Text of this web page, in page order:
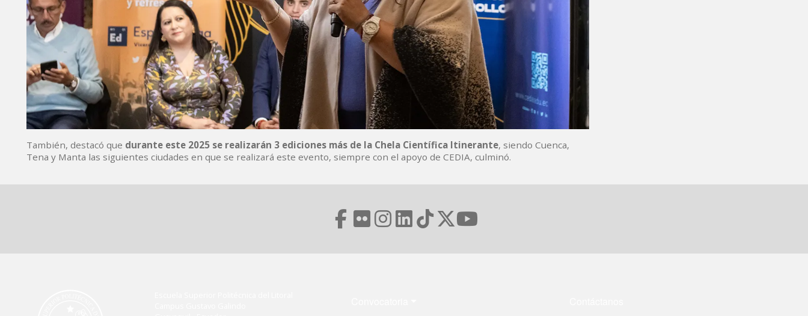
También, destacó que durante este 2025 se realizarán 3 ediciones más de la Chela Científica Itinerante, siendo Cuenca,
Tena y Manta las siguientes ciudades en que se realizará este evento, siempre con el apoyo de CEDIA, culminó.